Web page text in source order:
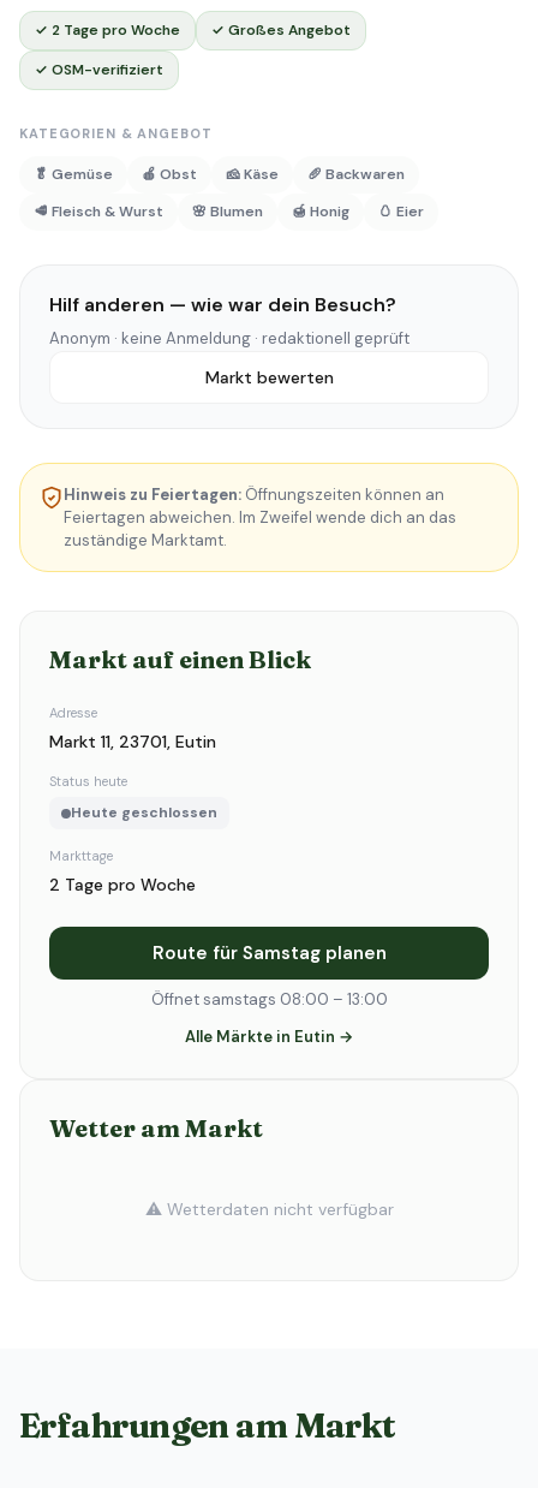
✓ 2 Tage pro Woche ✓ Großes Angebot
✓ OSM-verifiziert
KATEGORIEN & ANGEBOT
🥬 Gemüse 🍎 Obst 🧀 Käse
🥖 Backwaren
🥩 Fleisch & Wurst
🌸 Blumen 🍯 Honig 🥚 Eier
Hilf anderen — wie war dein Besuch?
Anonym · keine Anmeldung · redaktionell geprüft
Markt bewerten
Hinweis zu Feiertagen: Öffnungszeiten können an
Feiertagen abweichen. Im Zweifel wende dich an das
zuständige Marktamt.
Markt auf einen Blick
Adresse
Markt 11, 23701, Eutin
Status heute
Heute geschlossen
Markttage
2 Tage pro Woche
Route für Samstag planen
Öffnet samstags 08:00 – 13:00
Alle Märkte in Eutin →
Wetter am Markt
⚠️ Wetterdaten nicht verfügbar
Erfahrungen am Markt